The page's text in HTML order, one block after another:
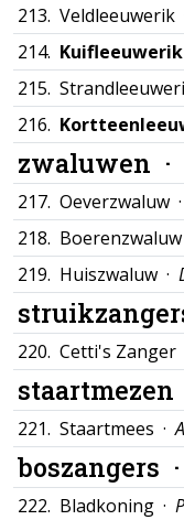
213.
214. Kuifleeuwerik
215.
216.
zwaluwen ·
217. Oeverzwaluw ·
218. Boerenzwaluw
219. Huiszwaluw ·
220. Cetti's Zanger
staartmezen
221. Staartmees ·
boszangers ·
222. Bladkoning ·